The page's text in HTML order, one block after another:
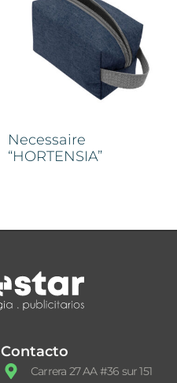
Necessaire
“HORTENSIA”
Contacto
Carrera 27 AA #36 sur 151